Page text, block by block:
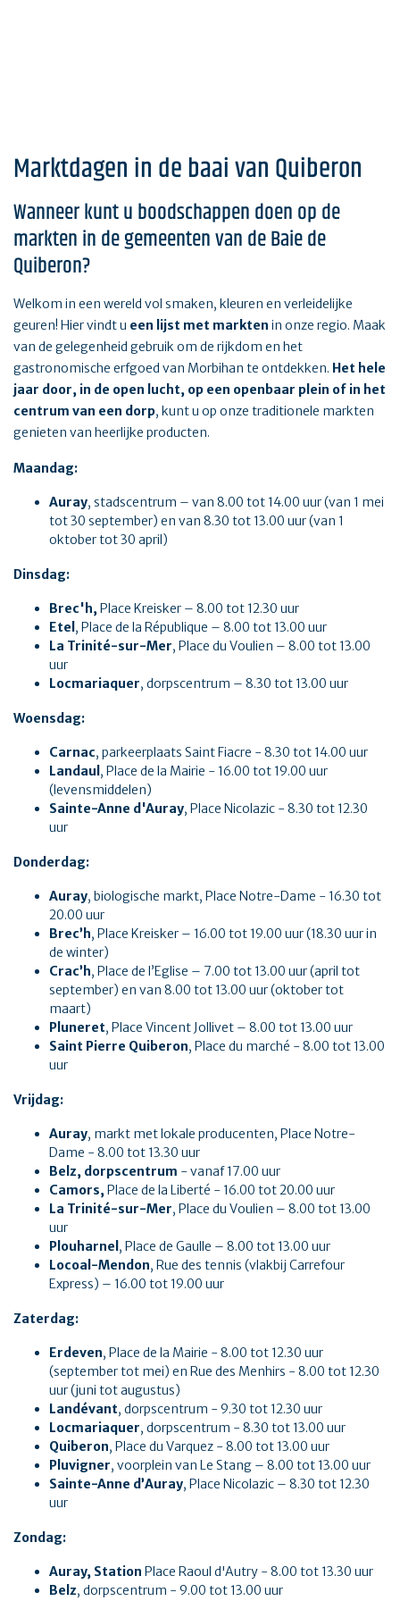
Marktdagen in de baai van Quiberon
Wanneer kunt u boodschappen doen op de
markten in de gemeenten van de Baie de
Quiberon?
Welkom in een wereld vol smaken, kleuren en verleidelijke
geuren! Hier vindt u een lijst met markten in onze regio. Maak
van de gelegenheid gebruik om de rijkdom en het
gastronomische erfgoed van Morbihan te ontdekken. Het hele
jaar door, in de open lucht, op een openbaar plein of in het
centrum van een dorp, kunt u op onze traditionele markten
genieten van heerlijke producten.
Maandag:
Auray, stadscentrum – van 8.00 tot 14.00 uur (van 1 mei
tot 30 september) en van 8.30 tot 13.00 uur (van 1
oktober tot 30 april)
Dinsdag:
Brec'h, Place Kreisker – 8.00 tot 12.30 uur
Etel , Place de la République – 8.00 tot 13.00 uur
La Trinité-sur-Mer, Place du Voulien – 8.00 tot 13.00
uur
Locmariaquer, dorpscentrum – 8.30 tot 13.00 uur
Woensdag:
Carnac, parkeerplaats Saint Fiacre - 8.30 tot 14.00 uur
Landaul , Place de la Mairie - 16.00 tot 19.00 uur
(levensmiddelen)
Sainte-Anne d'Auray, Place Nicolazic - 8.30 tot 12.30
uur
Donderdag:
Auray, biologische markt, Place Notre-Dame - 16.30 tot
20.00 uur
Brec’h, Place Kreisker – 16.00 tot 19.00 uur (18.30 uur in
de winter)
Crac’h, Place de l’Eglise – 7.00 tot 13.00 uur (april tot
september) en van 8.00 tot 13.00 uur (oktober tot
maart)
Pluneret, Place Vincent Jollivet – 8.00 tot 13.00 uur
Saint Pierre Quiberon, Place du marché - 8.00 tot 13.00
uur
Vrijdag:
Auray, markt met lokale producenten, Place Notre-
Dame - 8.00 tot 13.30 uur
Belz, dorpscentrum - vanaf 17.00 uur
Camors, Place de la Liberté - 16.00 tot 20.00 uur
La Trinité-sur-Mer, Place du Voulien – 8.00 tot 13.00
uur
Plouharnel , Place de Gaulle – 8.00 tot 13.00 uur
Locoal-Mendon, Rue des tennis (vlakbij Carrefour
Express) – 16.00 tot 19.00 uur
Zaterdag:
Erdeven, Place de la Mairie - 8.00 tot 12.30 uur
(september tot mei) en Rue des Menhirs - 8.00 tot 12.30
uur (juni tot augustus)
Landévant, dorpscentrum - 9.30 tot 12.30 uur
Locmariaquer, dorpscentrum - 8.30 tot 13.00 uur
Quiberon, Place du Varquez - 8.00 tot 13.00 uur
Pluvigner, voorplein van Le Stang – 8.00 tot 13.00 uur
Sainte-Anne d’Auray, Place Nicolazic – 8.30 tot 12.30
uur
Zondag:
Auray, Station Place Raoul d'Autry - 8.00 tot 13.30 uur
Belz, dorpscentrum - 9.00 tot 13.00 uur